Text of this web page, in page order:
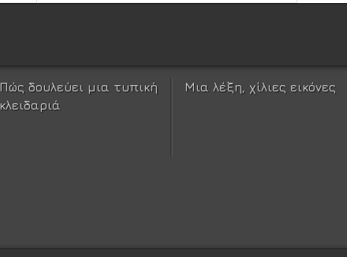
Πώς δουλεύει μια τυπική
κλειδαριά
Μια λέξη, χίλιες εικόνες